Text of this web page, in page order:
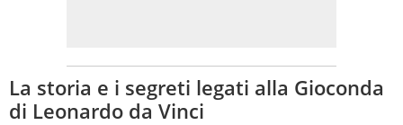
La storia e i segreti legati alla Gioconda
di Leonardo da Vinci